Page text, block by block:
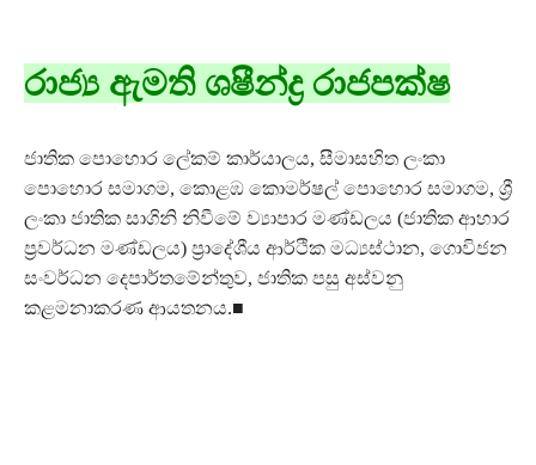
රාජ්‍ය ඇමති ශෂීන්ද්‍ර රාජපක්ෂ
ජාතික පොහොර ලේකම් කාර්යාලය, සීමාසහිත ලංකා
පොහොර සමාගම, කොළඹ කොමර්ෂල් පොහොර සමාගම, ශ්‍රී
ලංකා ජාතික සාගිනි නිවීමේ ව්‍යාපාර මණ්ඩලය (ජාතික ආහාර
ප්‍රවර්ධන මණ්ඩලය) ප්‍රාදේශීය ආර්ථික මධ්‍යස්ථාන, ගොවිජන
සංවර්ධන දෙපාර්තමේන්තුව, ජාතික පසු අස්වනු
කළමනාකරණ ආයතනය.■